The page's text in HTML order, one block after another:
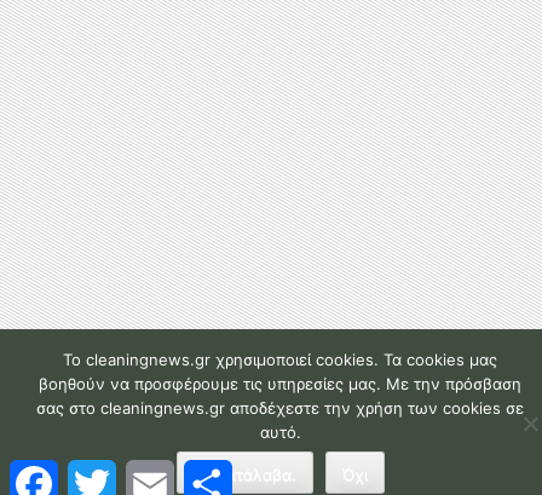
T
E
m
ο
To cleaningnews.gr χρησιμοποιεί cookies. Τα cookies μας
βοηθούν να προσφέρουμε τις υπηρεσίες μας. Με την πρόσβαση
σας στο cleaningnews.gr αποδέχεστε την χρήση των cookies σε
αυτό.
Το κατάλαβα.